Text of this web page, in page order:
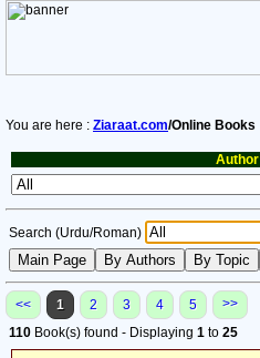
You are here : Ziaraat.com/Online Books
Author
Search (Urdu/Roman)
<< 1 2 3 4 5
>>
110 Book(s) found - Displaying 1 to 25